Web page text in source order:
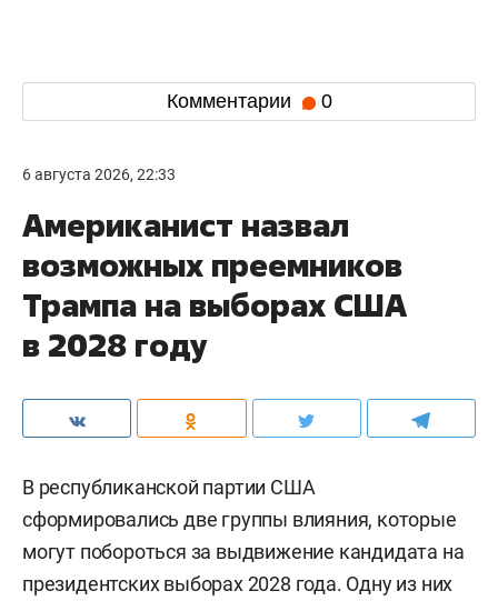
Комментарии 0
6 августа 2026, 22:33
Американист назвал
возможных преемников
Трампа на выборах США
в 2028 году
В республиканской партии США
сформировались две группы влияния, которые
могут побороться за выдвижение кандидата на
президентских выборах 2028 года. Одну из них